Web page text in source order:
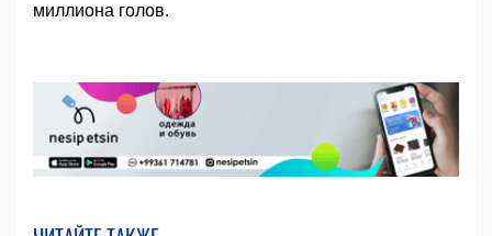
миллиона голов.